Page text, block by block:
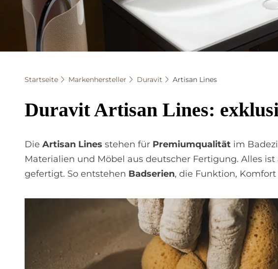
Startseite Markenhersteller Duravit Artisan Lines
Du­ra­vit Ar­ti­san Li­nes:
Die Artisan Lines stehen für Premiumqualität im
Materialien und Möbel aus deutscher Fertigung. Alles
gefertigt. So ent­stehen Badserien, die Funktion,